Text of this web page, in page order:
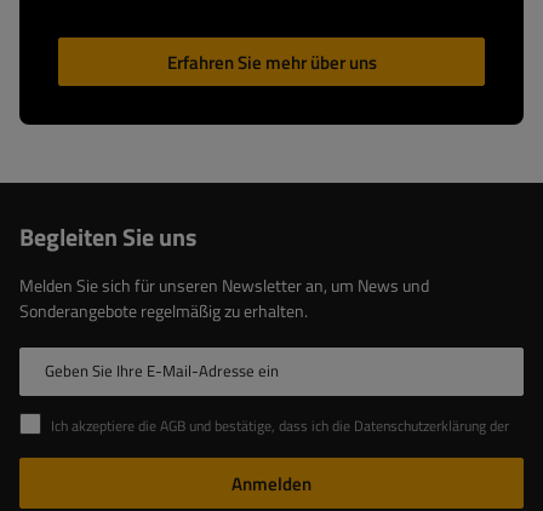
Erfahren Sie mehr über uns
Begleiten Sie uns
Melden Sie sich für unseren Newsletter an, um News und
Sonderangebote regelmäßig zu erhalten.
Geben Sie Ihre E-Mail-Adresse ein
Ich akzeptiere die AGB und bestätige, dass ich die Datenschutzerklärung der Website zur Kenntnis genommen habe
Anmelden